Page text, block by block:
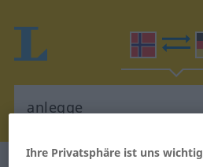
Ihre Privatsphäre ist uns wichtig